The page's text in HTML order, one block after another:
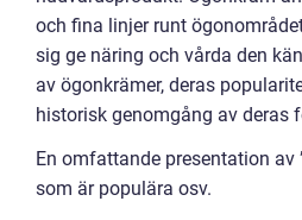
och fina linjer runt
sig ge näring och vårda den
av ögonkrämer, deras
historisk genomgång av deras
En omfattande presentation
som är populära osv.